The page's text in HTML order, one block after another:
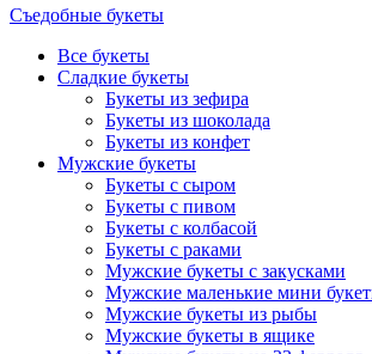
Съедобные букеты
Все букеты
Сладкие букеты
Букеты из зефира
Букеты из шоколада
Букеты из конфет
Мужские букеты
Букеты с сыром
Букеты с пивом
Букеты с колбасой
Букеты с раками
Мужские букеты с закусками
Мужские маленькие мини
Мужские букеты из рыбы
Мужские букеты в ящике